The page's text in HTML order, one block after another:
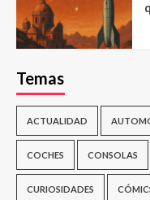
Temas
ACTUALIDAD
COCHES CONSOLAS
CURIOSIDADES